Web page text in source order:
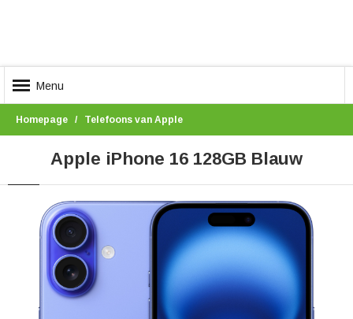
Menu
Homepage Telefoons van Apple
Apple iPhone 16 128GB Blauw